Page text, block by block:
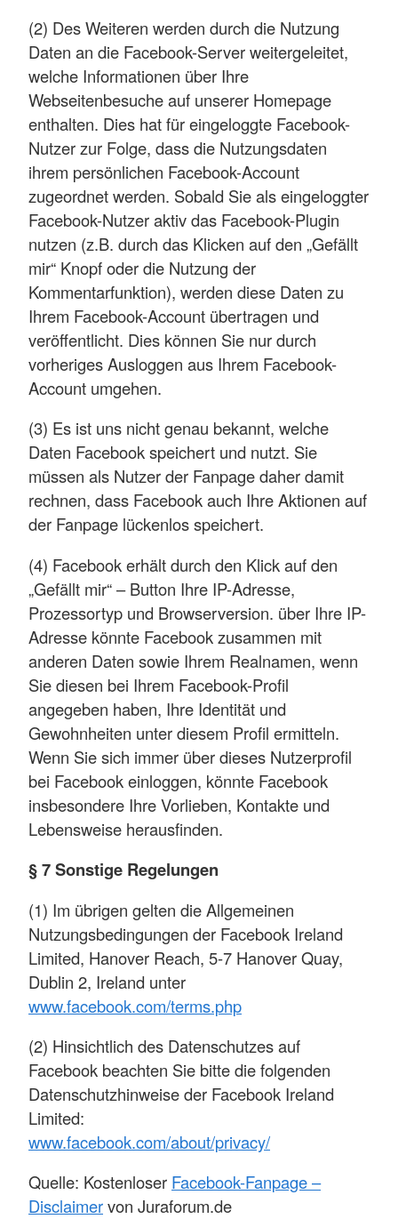
(2) Des Weiteren werden durch die Nutzung
Daten an die Facebook-Server weitergeleitet,
welche Informationen über Ihre
Webseitenbesuche auf unserer Homepage
enthalten. Dies hat für eingeloggte Facebook-
Nutzer zur Folge, dass die Nutzungsdaten
ihrem persönlichen Facebook-Account
zugeordnet werden. Sobald Sie als eingeloggter
Facebook-Nutzer aktiv das Facebook-Plugin
nutzen (z.B. durch das Klicken auf den „Gefällt
mir“ Knopf oder die Nutzung der
Kommentarfunktion), werden diese Daten zu
Ihrem Facebook-Account übertragen und
veröffentlicht. Dies können Sie nur durch
vorheriges Ausloggen aus Ihrem Facebook-
Account umgehen.
(3) Es ist uns nicht genau bekannt, welche
Daten Facebook speichert und nutzt. Sie
müssen als Nutzer der Fanpage daher damit
rechnen, dass Facebook auch Ihre Aktionen auf
der Fanpage lückenlos speichert.
(4) Facebook erhält durch den Klick auf den
„Gefällt mir“ – Button Ihre IP-Adresse,
Prozessortyp und Browserversion. über Ihre IP-
Adresse könnte Facebook zusammen mit
anderen Daten sowie Ihrem Realnamen, wenn
Sie diesen bei Ihrem Facebook-Profil
angegeben haben, Ihre Identität und
Gewohnheiten unter diesem Profil ermitteln.
Wenn Sie sich immer über dieses Nutzerprofil
bei Facebook einloggen, könnte Facebook
insbesondere Ihre Vorlieben, Kontakte und
Lebensweise herausfinden.
§ 7 Sonstige Regelungen
(1) Im übrigen gelten die Allgemeinen
Nutzungsbedingungen der Facebook Ireland
Limited, Hanover Reach, 5-7 Hanover Quay,
Dublin 2, Ireland unter
www.facebook.com/terms.php
(2) Hinsichtlich des Datenschutzes auf
Facebook beachten Sie bitte die folgenden
Datenschutzhinweise der Facebook Ireland
Limited:
www.facebook.com/about/privacy/
Quelle: Kostenloser Facebook-Fanpage –
Disclaimervon Juraforum.de